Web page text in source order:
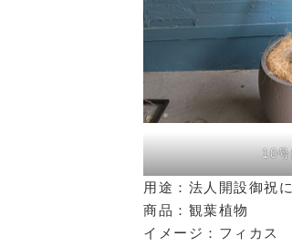
10
用途：法人開設御祝
商品：観葉植物
イメージ：フィカス